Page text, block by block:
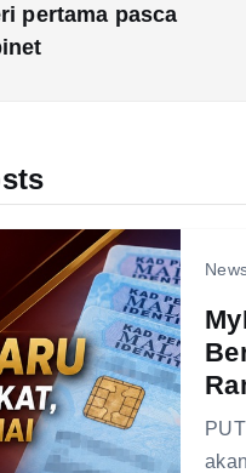
pertama pasca